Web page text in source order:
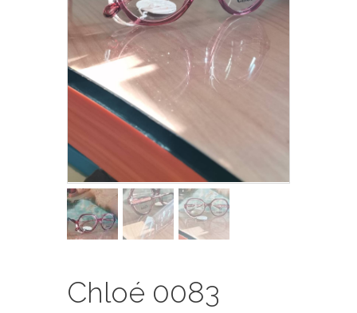
Chloé 0083